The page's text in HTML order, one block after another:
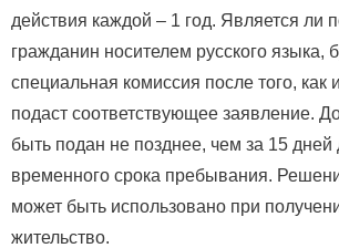
действия каждой – 1 год. Является ли
гражданин носителем русского языка,
специальная комиссия после того, как
подаст соответствующее заявление.
быть подан не позднее, чем за 15 дней
временного срока пребывания.
может быть использовано при
жительство.